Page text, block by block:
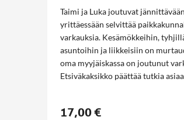
Taimi ja Luka joutuvat
yrittäessään selvittää
varkauksia. Kesämökkeihin,
asuntoihin ja liikkeisiin on
oma myyjäiskassa on joutunut
Etsiväkaksikko päättää tutkia asiaa
17,00 €